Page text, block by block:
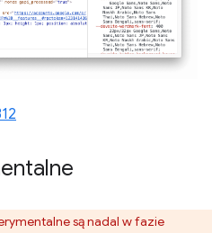
są nadal w fazie